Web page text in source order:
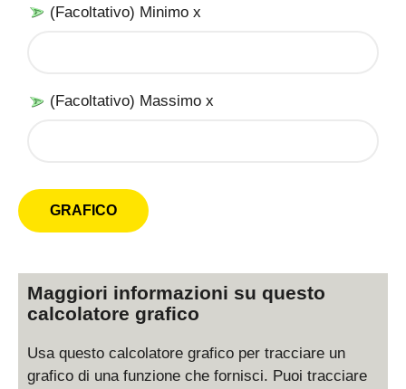
(Facoltativo) Minimo x
(Facoltativo) Massimo x
Maggiori informazioni su questo
calcolatore grafico
Usa questo calcolatore grafico per tracciare un
grafico di una funzione che fornisci. Puoi tracciare